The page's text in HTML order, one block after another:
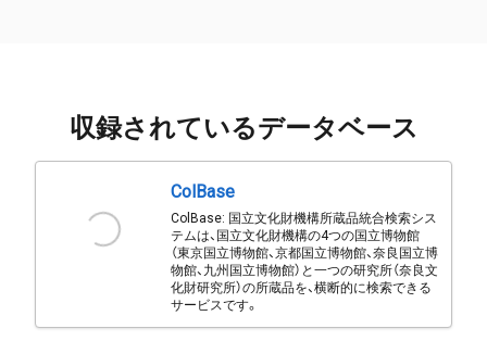
収録されているデータベース
ColBase
ColBase: 国立文化財機構所蔵品統合検索シス
テムは、国立文化財機構の4つの国立博物館
（東京国立博物館、京都国立博物館、奈良国立博
物館、九州国立博物館）と一つの研究所（奈良文
化財研究所）の所蔵品を、横断的に検索できる
サービスです。